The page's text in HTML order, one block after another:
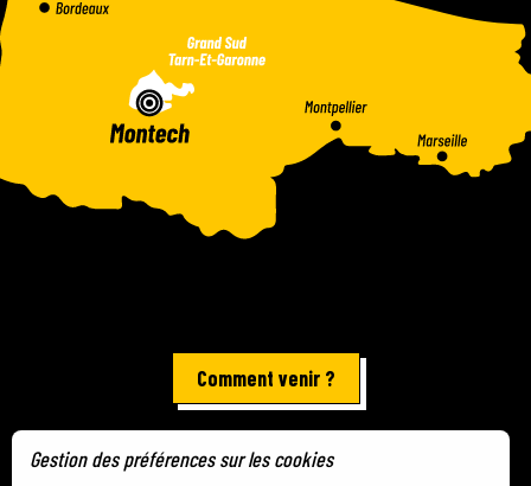
Comment venir ?
Mentions légales - Plan du site - Gestion des cookies
Gestion des préférences sur les cookies